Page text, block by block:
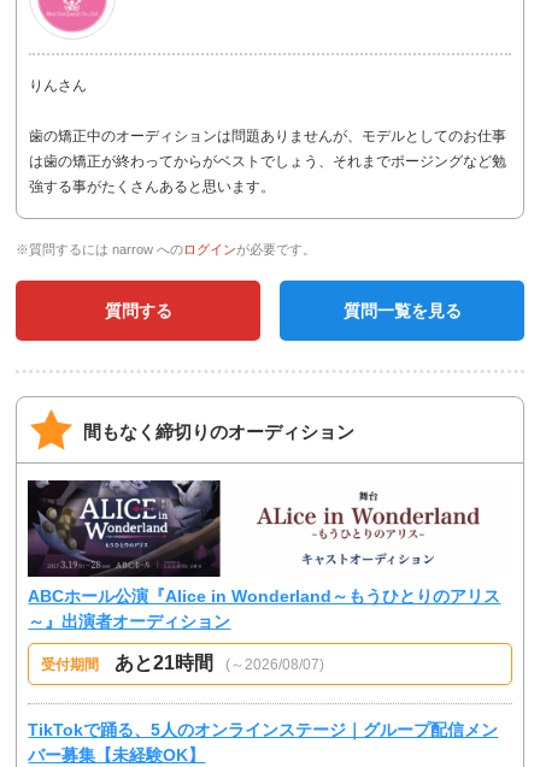
りんさん
歯の矯正中のオーディションは問題ありませんが、モデルとしてのお仕事
は歯の矯正が終わってからがベストでしょう、それまでポージングなど勉
強する事がたくさんあると思います。
※質問するには narrow へのログインが必要です。
質問する 質問一覧を見る
間もなく締切りのオーディション
ABCホール公演『Alice in Wonderland～もうひとりのアリス
～』出演者オーディション
受付期間 あと21時間 (～2026/08/07)
TikTokで踊る、5人のオンラインステージ｜グループ配信メン
バー募集【未経験OK】